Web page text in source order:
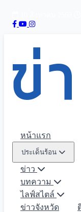
หน้าแรก
ประเด็นร้อน
ข่าว
บทความ
ไลฟ์สไตล์
ข่าวจังหวัด